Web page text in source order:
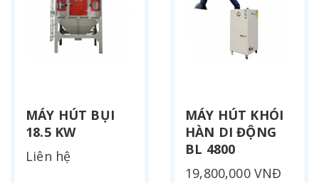
MÁY HÚT BỤI
18.5 KW
Liên hệ
MÁY HÚT KHÓI
HÀN DI ĐỘNG
BL 4800
19,800,000 VNĐ